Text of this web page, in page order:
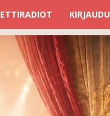
KIRJAUDU